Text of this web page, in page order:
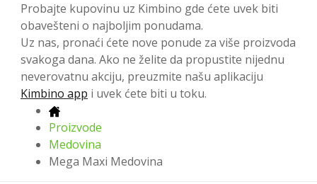
Probajte kupovinu uz Kimbino gde ćete uvek biti
obavešteni o najboljim ponudama.
Uz nas, pronaći ćete nove ponude za više proizvoda
svakoga dana. Ako ne želite da propustite nijednu
neverovatnu akciju, preuzmite našu aplikaciju
Kimbino app i uvek ćete biti u toku.
Proizvode
Medovina
Mega Maxi Medovina